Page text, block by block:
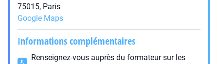
75015, Paris
Google Maps
Informations complémentaires
Renseignez-vous auprès du formateur sur les